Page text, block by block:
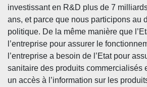
investissant en R&D plus de 7
ans, et parce que nous participons au
politique. De la même manière que
l’entreprise pour assurer le
l’entreprise a besoin de l’Etat pour
sanitaire des produits commercialisés
un accès à l’information sur les